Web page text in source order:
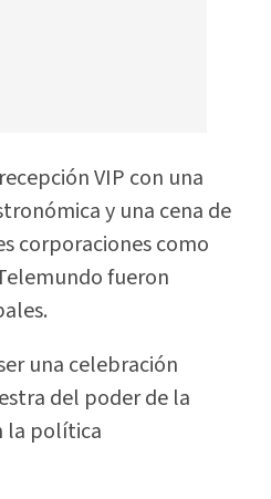
VIP con una
y una cena de
corporaciones como
fueron
una celebración
del poder de la
la política